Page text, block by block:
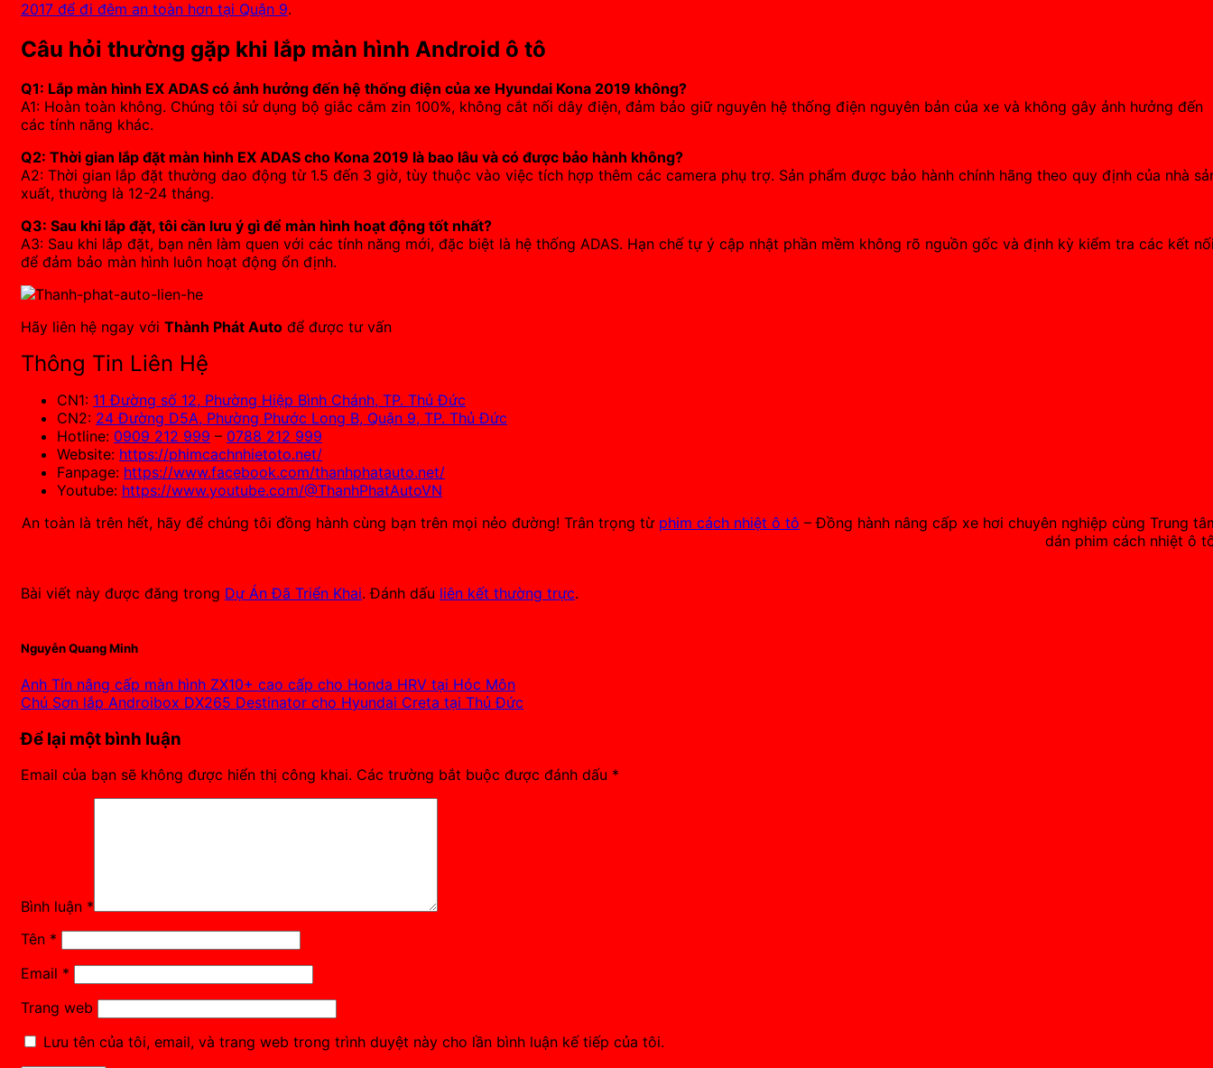
2017 để đi đêm an toàn hơn tại Quận 9.
Câu hỏi thường gặp khi lắp màn hình Android ô tô
Q1: Lắp màn hình EX ADAS có ảnh hưởng đến hệ thống điện của xe Hyundai Kona 2019 không?
A1: Hoàn toàn không. Chúng tôi sử dụng bộ giắc cắm zin 100%, không cắt nối dây điện, đảm bảo giữ nguyên hệ thống điện nguyên bản của xe và không gây ảnh hưởng đến
các tính năng khác.
Q2: Thời gian lắp đặt màn hình EX ADAS cho Kona 2019 là bao lâu và có được bảo hành không?
A2: Thời gian lắp đặt thường dao động từ 1.5 đến 3 giờ, tùy thuộc vào việc tích hợp thêm các camera phụ trợ. Sản phẩm được bảo hành chính hãng theo quy định của nhà
xuất, thường là 12-24 tháng.
Q3: Sau khi lắp đặt, tôi cần lưu ý gì để màn hình hoạt động tốt nhất?
A3: Sau khi lắp đặt, bạn nên làm quen với các tính năng mới, đặc biệt là hệ thống ADAS. Hạn chế tự ý cập nhật phần mềm không rõ nguồn gốc và định kỳ kiểm tra các kết
để đảm bảo màn hình luôn hoạt động ổn định.
Hãy liên hệ ngay với Thành Phát Auto để được tư vấn
Thông Tin Liên Hệ
CN1: 11 Đường số 12, Phường Hiệp Bình Chánh, TP. Thủ Đức
CN2: 24 Đường D5A, Phường Phước Long B, Quận 9, TP. Thủ Đức
Hotline: 0909 212 999 – 0788 212 999
Website: https://phimcachnhietoto.net/
Fanpage: https://www.facebook.com/thanhphatauto.net/
Youtube: https://www.youtube.com/@ThanhPhatAutoVN
An toàn là trên hết, hãy để chúng tôi đồng hành cùng bạn trên mọi nẻo đường! Trân trọng từ phim cách nhiệt ô tô – Đồng hành nâng cấp xe hơi chuyên nghiệp cùng Trung
dán phim cách nhiệt ô
Bài viết này được đăng trong Dự Án Đã Triển Khai. Đánh dấu liên kết thường trực.
Nguyễn Quang Minh
Anh Tín nâng cấp màn hình ZX10+ cao cấp cho Honda HRV tại Hóc Môn
Chú Sơn lắp Androibox DX265 Destinator cho Hyundai Creta tại Thủ Đức
Để lại một bình luận
Email của bạn sẽ không được hiển thị công khai. Các trường bắt buộc được đánh dấu *
Bình luận *
Tên *
Email *
Trang web
Lưu tên của tôi, email, và trang web trong trình duyệt này cho lần bình luận kế tiếp của tôi.